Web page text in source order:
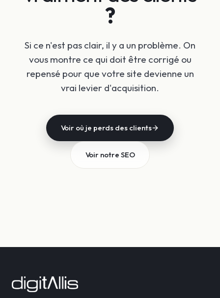
?
Si ce n'est pas clair, il y a un problème. On
vous montre ce qui doit être corrigé ou
repensé pour que votre site devienne un
vrai levier d'acquisition.
Voir où je perds des clients
Voir notre SEO